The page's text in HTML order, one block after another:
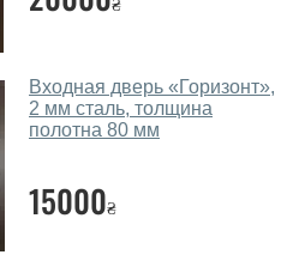
Входная дверь «Горизонт»,
2 мм сталь, толщина
полотна 80 мм
15000₴